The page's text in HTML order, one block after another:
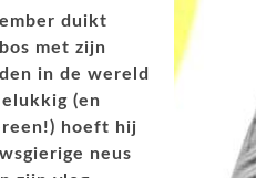
duikt
met zijn
in de wereld
(en
hoeft hij
neus